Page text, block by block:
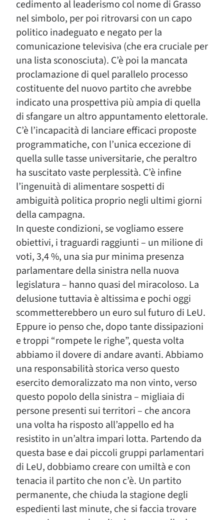
cedimento al leaderismo col nome di Grasso
nel simbolo, per poi ritrovarsi con un capo
politico inadeguato e negato per la
comunicazione televisiva (che era cruciale per
una lista sconosciuta). C’è poi la mancata
proclamazione di quel parallelo processo
costituente del nuovo partito che avrebbe
indicato una prospettiva più ampia di quella
di sfangare un altro appuntamento elettorale.
C’è l’incapacità di lanciare efficaci proposte
programmatiche, con l’unica eccezione di
quella sulle tasse universitarie, che peraltro
ha suscitato vaste perplessità. C’è infine
l’ingenuità di alimentare sospetti di
ambiguità politica proprio negli ultimi giorni
della campagna.
In queste condizioni, se vogliamo essere
obiettivi, i traguardi raggiunti – un milione di
voti, 3,4 %, una sia pur minima presenza
parlamentare della sinistra nella nuova
legislatura – hanno quasi del miracoloso. La
delusione tuttavia è altissima e pochi oggi
scommetterebbero un euro sul futuro di LeU.
Eppure io penso che, dopo tante dissipazioni
e troppi “rompete le righe”, questa volta
abbiamo il dovere di andare avanti. Abbiamo
una responsabilità storica verso questo
esercito demoralizzato ma non vinto, verso
questo popolo della sinistra – migliaia di
persone presenti sui territori – che ancora
una volta ha risposto all’appello ed ha
resistito in un’altra impari lotta. Partendo da
questa base e dai piccoli gruppi parlamentari
di LeU, dobbiamo creare con umiltà e con
tenacia il partito che non c’è. Un partito
permanente, che chiuda la stagione degli
espedienti last minute, che si faccia trovare